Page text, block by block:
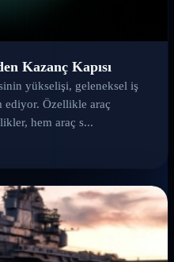
Kazanç Kapısı
yükselişi, geleneksel iş
ediyor. Özellikle araç
hem araç s...